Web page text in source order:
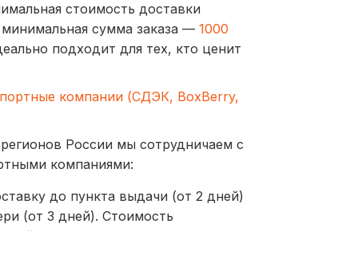
стоимость доставки
сумма заказа — 1000
подходит для тех, кто ценит
компании (СДЭК, BoxBerry,
России мы сотрудничаем с
компаниями:
до пункта выдачи (от 2 дней)
(от 3 дней). Стоимость